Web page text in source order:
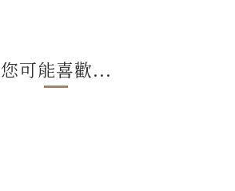
您可能喜歡...